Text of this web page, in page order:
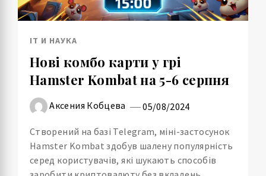
IT И НАУКА
Нові комбо карти у грі
Hamster Kombat на 5-6 серпня
Аксения Кобцева 05/08/2024
Створений на базі Telegram, міні-застосунок
Hamster Kombat здобув шалену популярність
серед користувачів, які шукають способів